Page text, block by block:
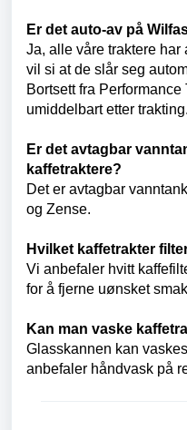
Er det auto-av på
Ja, alle våre traktere har
vil si at de slår seg
Bortsett fra
umiddelbart etter trakting.
Er det avtagbar
kaffetraktere?
Det er avtagbar
og Zense.
Hvilket kaffetrakter
Vi anbefaler hvitt
for å fjerne uønsket
Kan man vaske
Glasskannen kan
anbefaler håndvask på